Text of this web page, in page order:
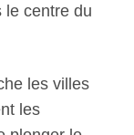
le centre du
les villes
les